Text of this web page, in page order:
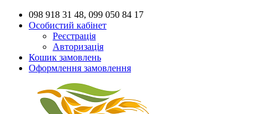
098 918 31 48, 099 050 84 17
Особистий кабінет
Реєстрація
Авторизація
Кошик замовлень
Оформлення замовлення